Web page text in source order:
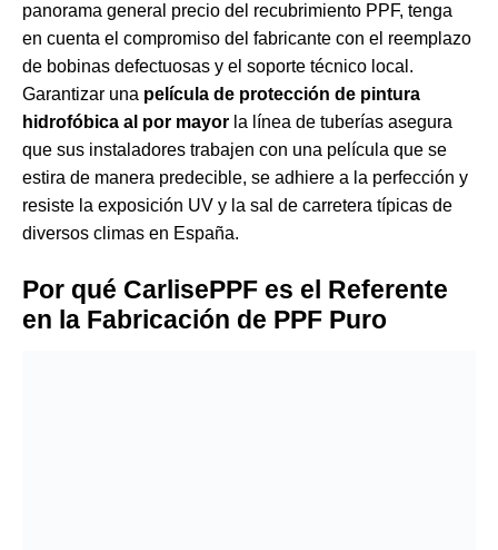
panorama general precio del recubrimiento PPF, tenga
en cuenta el compromiso del fabricante con el reemplazo
de bobinas defectuosas y el soporte técnico local.
Garantizar una película de protección de pintura
hidrofóbica al por mayor la línea de tuberías asegura
que sus instaladores trabajen con una película que se
estira de manera predecible, se adhiere a la perfección y
resiste la exposición UV y la sal de carretera típicas de
diversos climas en España.
Por qué CarlisePPF es el Referente
en la Fabricación de PPF Puro